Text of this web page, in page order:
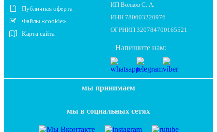
Публичная оферта
Файлы «cookie»
Карта сайта
ИП Волков С. А.
ИНН 780603220976
ОГРНИП 320784700165521
Напишите нам:
мы принимаем
мы в социальных сетях